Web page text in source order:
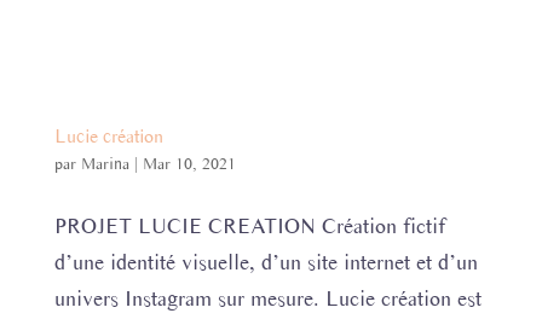
Lucie création
par Marina | Mar 10, 2021
PROJET LUCIE CREATION Création fictif
d’une identité visuelle, d’un site internet et d’un
univers Instagram sur mesure. Lucie création est